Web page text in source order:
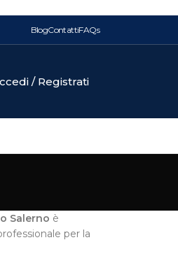
BlogContattiFAQs
/ Registrati
Salerno è
per la